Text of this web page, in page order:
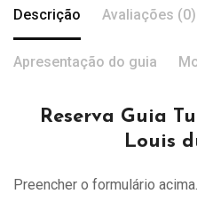
Descrição Avaliações (0)
Apresentação do guia
Reserva Guia
Louis
Preencher o formulário acima.